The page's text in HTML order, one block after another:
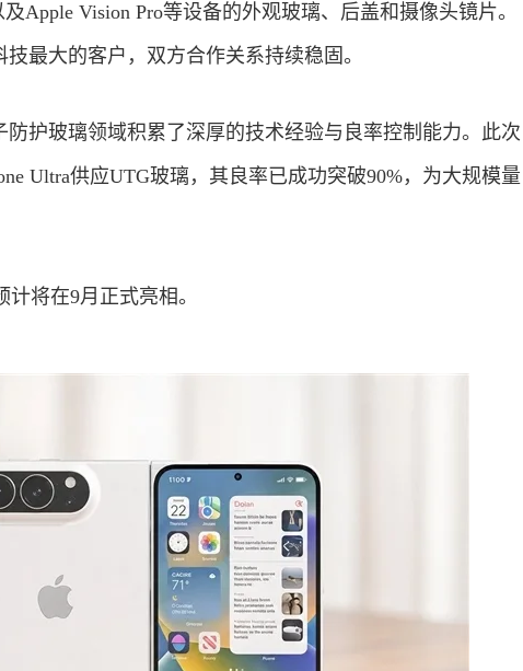
及Apple Vision Pro等设备的外观玻璃、后盖和摄像头镜片。
最大的客户，双方合作关系持续稳固。
护玻璃领域积累了深厚的技术经验与良率控制能力。此次
Ultra供应UTG玻璃，其良率已成功突破90%，为大规模量
将在9月正式亮相。